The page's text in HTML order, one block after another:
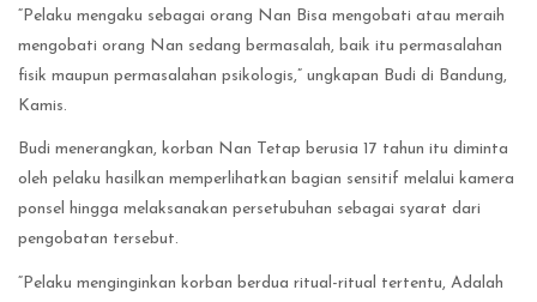
“Pelaku mengaku sebagai orang Nan Bisa mengobati atau meraih
mengobati orang Nan sedang bermasalah, baik itu permasalahan
fisik maupun permasalahan psikologis,” ungkapan Budi di Bandung,
Kamis.
Budi menerangkan, korban Nan Tetap berusia 17 tahun itu diminta
oleh pelaku hasilkan memperlihatkan bagian sensitif melalui kamera
ponsel hingga melaksanakan persetubuhan sebagai syarat dari
pengobatan tersebut.
“Pelaku menginginkan korban berdua ritual-ritual tertentu, Adalah